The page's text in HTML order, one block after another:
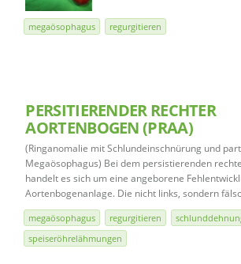
megaösophagus regurgitieren
PERSITIERENDER RECHTER
AORTENBOGEN (PRAA)
(Ringanomalie mit Schlundeinschnürung und
Megaösophagus) Bei dem persistierenden
handelt es sich um eine angeborene
Aortenbogenanlage. Die nicht links, sondern
megaösophagus regurgitieren
speiseröhrelähmungen